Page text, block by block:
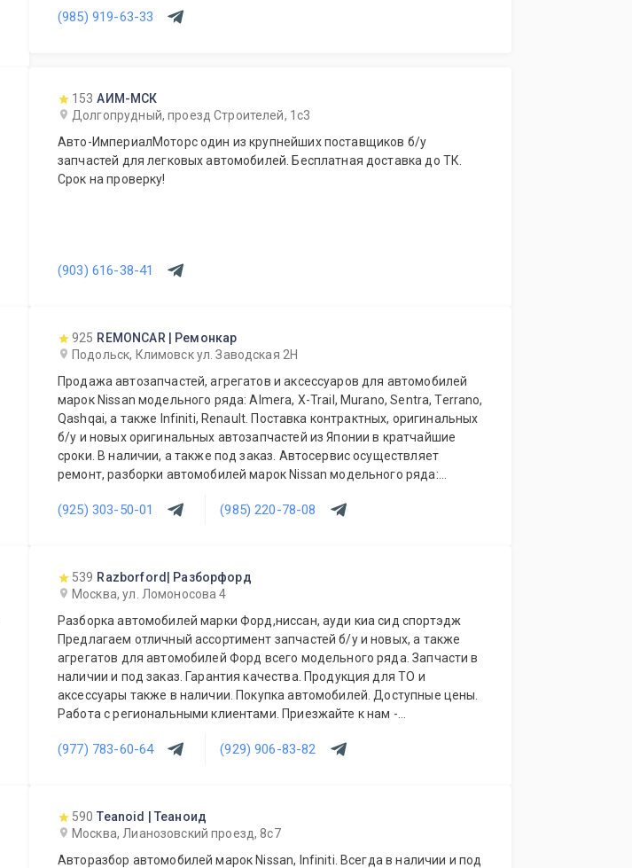
(985) 919-63-33
153 АИМ-МСК
Долгопрудный, проезд Строителей, 1с3
Авто-ИмпериалМоторс один из крупнейших поставщиков б/у
запчастей для легковых автомобилей. Бесплатная доставка до ТК.
Срок на проверку!
(903) 616-38-41
925 REMONCAR | Ремонкар
Подольск, Климовск ул. Заводская 2Н
Продажа автозапчастей, агрегатов и аксессуаров для автомобилей
марок Nissan модельного ряда: Almera, X-Trail, Murano, Sentra, Terrano,
Qashqai, а также Infiniti, Renault. Поставка контрактных, оригинальных
б/у и новых оригинальных автозапчастей из Японии в кратчайшие
сроки. В наличии, а также под заказ. Автосервис осуществляет
ремонт, разборки автомобилей марок Nissan модельного ряда:
Renault, также Land Rover. Выполняется полное ТО. Установка
Выполняется слесарный ремонт, все основные виды. Качественная
продукция для ТО. Оборудованные мастерские и ремонтный цех.
Консультации наших специалистов. Высококвалифицированный
персонал. 100% гарантия качества на продукцию и весь спектр услуг
автосервиса. Конкурентоспособные цены. Система скидок. Поставка в
регионы.
(925) 303-50-01 (985) 220-78-08
539 Razborford| Разборфорд
Москва, ул. Ломоносова 4
Разборка автомобилей марки Форд,ниссан, ауди киа сид спортэдж
Предлагаем отличный ассортимент запчастей б/у и новых, а также
агрегатов для автомобилей Форд всего модельного ряда. Запчасти в
наличии и под заказ. Гарантия качества. Продукция для ТО и
аксессуары также в наличии. Покупка автомобилей. Доступные цены.
Работа с региональными клиентами. Приезжайте к нам -
(977) 783-60-64 (929) 906-83-82
590 Teanoid | Теаноид
Москва, Лианозовский проезд, 8с7
Авторазбор автомобилей марок Nissan, Infiniti. Всегда в наличии и под